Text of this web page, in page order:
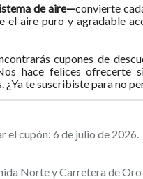
de aire—convierte
el aire puro y agradable
cupones de
hace felices ofrecerte
¿Ya te suscribiste para no
el cupón: 6 de julio de 2026.
Norte y Carretera de Oro